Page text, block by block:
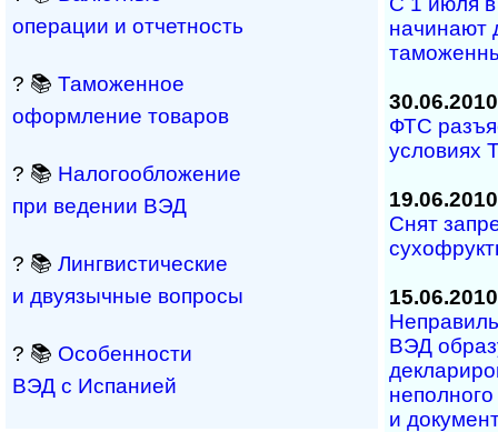
операции и отчетность
? 📚 Таможенное
оформление товаров
? 📚 Налогообложение
при ведении ВЭД
? 📚 Лингвистические
и двуязычные вопросы
? 📚 Особенности
ВЭД с Испанией
начинают
30.06.2010
ФТС
условиях
19.06.2010
Снят
15.06.2010
ВЭД
и